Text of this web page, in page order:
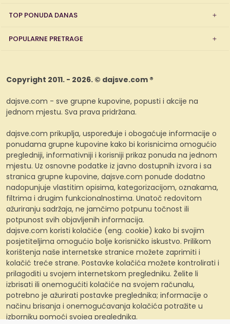
TOP PONUDA DANAS
POPULARNE PRETRAGE
Copyright 2011. - 2026. © dajsve.com ®
dajsve.com - sve grupne kupovine, popusti i akcije na
jednom mjestu. Sva prava pridržana.
dajsve.com prikuplja, uspoređuje i obogaćuje informacije o
ponudama grupne kupovine kako bi korisnicima omogućio
pregledniji, informativniji i korisniji prikaz ponuda na jednom
mjestu. Uz osnovne podatke iz javno dostupnih izvora i sa
stranica grupne kupovine, dajsve.com ponude dodatno
nadopunjuje vlastitim opisima, kategorizacijom, oznakama,
filtrima i drugim funkcionalnostima. Unatoč redovitom
ažuriranju sadržaja, ne jamčimo potpunu točnost ili
potpunost svih objavljenih informacija.
dajsve.com koristi kolačiće (eng. cookie) kako bi svojim
posjetiteljima omogućio bolje korisničko iskustvo. Prilikom
korištenja naše internetske stranice možete zaprimiti i
kolačić treće strane. Postavke kolačića možete kontrolirati i
prilagoditi u svojem internetskom pregledniku. Želite li
izbrisati ili onemogućiti kolačiće na svojem računalu,
potrebno je ažurirati postavke preglednika; informacije o
načinu brisanja i onemogućavanja kolačića potražite u
izborniku pomoći svojeg preglednika.